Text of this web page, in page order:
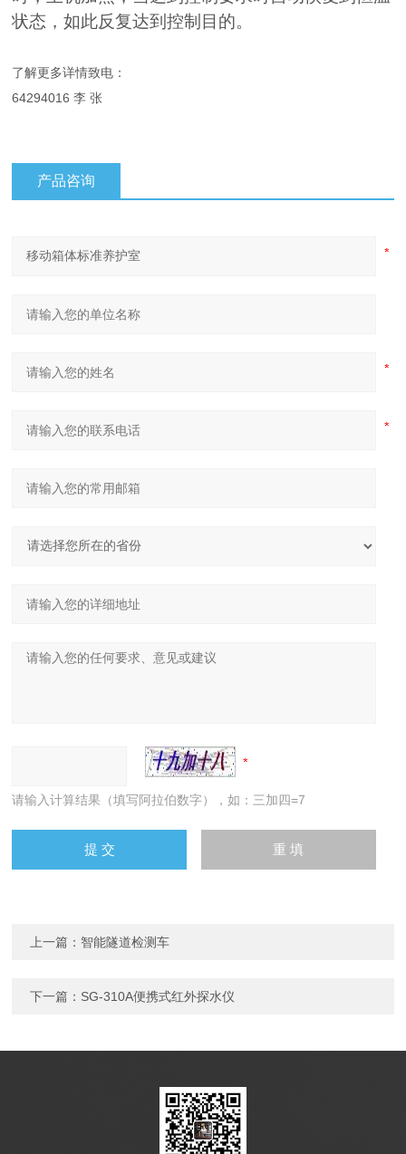
状态，如此反复达到控制目的。
了解更多详情致电：
64294016 李 张
产品咨询
请输入计算结果（填写阿拉伯数字），如：三加四=7
上一篇： 智能隧道检测车
下一篇： SG-310A便携式红外探水仪